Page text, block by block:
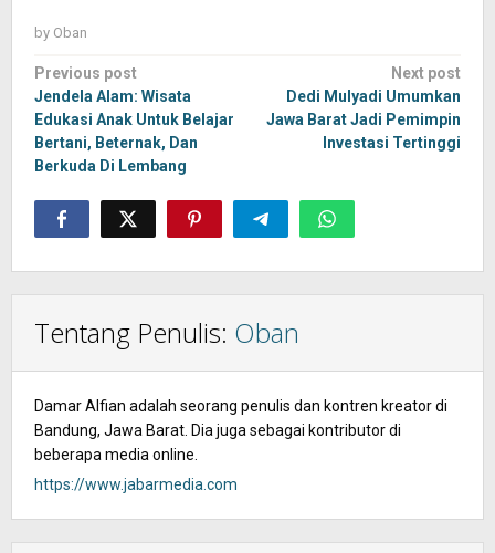
by Oban
Post
navigation
Previous post
Jendela Alam: Wisata
Edukasi Anak Untuk Belajar
Bertani, Beternak, Dan
Berkuda Di Lembang
Next post
Dedi Mulyadi Umumkan
Jawa Barat Jadi Pemimpin
Investasi Tertinggi
Tentang Penulis: Oban
Damar Alfian adalah seorang penulis dan kontren kreator di
Bandung, Jawa Barat. Dia juga sebagai kontributor di
beberapa media online.
https://www.jabarmedia.com